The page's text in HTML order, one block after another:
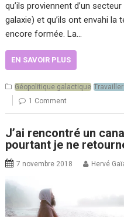
qu’ils proviennent d’un
galaxie) et qu’ils ont envahi la
encore formée. La…
EN SAVOIR PLUS
Géopolitique galactique
1 Comment
J’ai rencontré un
pourtant je ne
7 novembre 2018 Hervé